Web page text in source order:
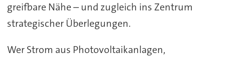
greifbare Nähe – und zugleich ins Zentrum
strategischer Überlegungen.
Wer Strom aus Photovoltaikanlagen,